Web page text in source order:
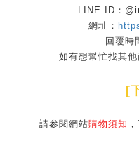
LINE ID：
網址：
回覆時
如有想幫忙找其
[
請參閱網站購物須知